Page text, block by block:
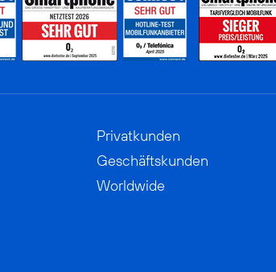
Privatkunden
Geschäftskunden
Worldwide